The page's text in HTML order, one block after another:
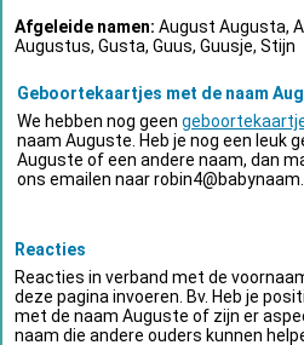
Afgeleide namen: August Augusta,
Augustus, Gusta, Guus, Guusje, Stijn
Geboortekaartjes met de naam
We hebben nog geen
naam Auguste. Heb je nog een leuk
Auguste of een andere naam, dan
ons emailen naar
Reacties
Reacties in verband met de
deze pagina invoeren. Bv. Heb je
met de naam Auguste of zijn er
naam die andere ouders kunnen